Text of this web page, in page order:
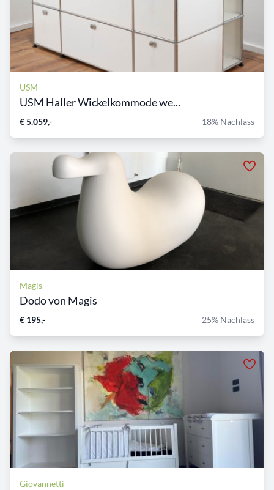
USM
USM Haller Wickelkommode we...
€ 5.059,- 18% Nachlass
Magis
Dodo von Magis
€ 195,- 25% Nachlass
Giovannetti